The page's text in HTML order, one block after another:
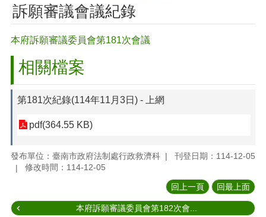
訴願審議會議紀錄
本府訴願審議委員會第181次會議
相關檔案
第181次紀錄(114年11月3日) - 上網
pdf(364.55 KB)
發布單位：臺南市政府法制處行政救濟科
刊登日期：114-12-05
修改時間：114-12-05
回上一頁 回最上面
本府訴願審議委員會第182次會...